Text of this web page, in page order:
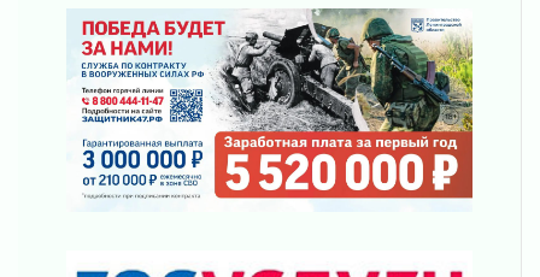
ликвидировали 10 пожаров
03 августа 2026
Клюква наливается, но в корзинку пока не
просится
03 августа 2026
Строительные компании Ленобласти
подняли зарплаты почти на 40% за год
03 августа 2026